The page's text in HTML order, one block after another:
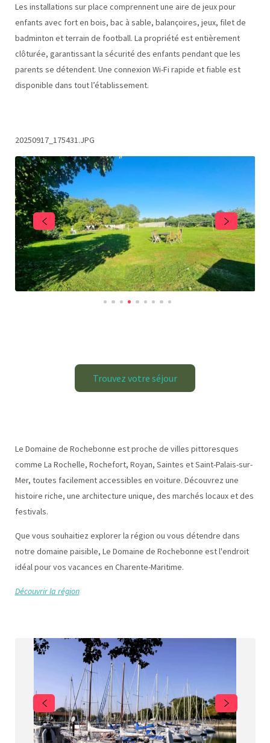
Les installations sur place comprennent une aire de jeux pour
enfants avec fort en bois, bac à sable, balançoires, jeux, filet de
badminton et terrain de football. La propriété est entièrement
clôturée, garantissant la sécurité des enfants pendant que les
parents se détendent. Une connexion Wi-Fi rapide et fiable est
disponible dans tout l’établissement.
20250917_175431.JPG
Trouvez votre séjour
Le Domaine de Rochebonne est proche de villes pittoresques
comme La Rochelle, Rochefort, Royan, Saintes et Saint-Palais-sur-
Mer, toutes facilement accessibles en voiture. Découvrez une
histoire riche, une architecture unique, des marchés locaux et des
festivals.
Que vous souhaitiez explorer la région ou vous détendre dans
notre domaine paisible, Le Domaine de Rochebonne est l'endroit
idéal pour vos vacances en Charente-Maritime.
Découvrir la région